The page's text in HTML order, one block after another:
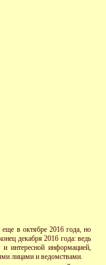
в октябре 2016 года, но
декабря 2016 года: ведь
интересной информацией,
лицами и ведомствами.